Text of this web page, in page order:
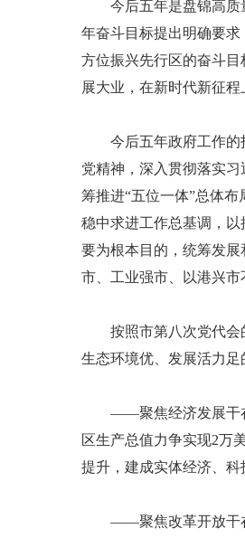
今后五年是盘锦高质量
年奋斗目标提出明确要
方位振兴先行区的奋斗
展大业，在新时代新征
今后五年政府工作的指
党精神，深入贯彻落实
筹推进“五位一体”总体
稳中求进工作总基调，
要为根本目的，统筹发展
市、工业强市、以港兴
按照市第八次党代会的
生态环境优、发展活力
——聚焦经济发展干在
区生产总值力争实现2万
提升，建成实体经济、
——聚焦改革开放干在